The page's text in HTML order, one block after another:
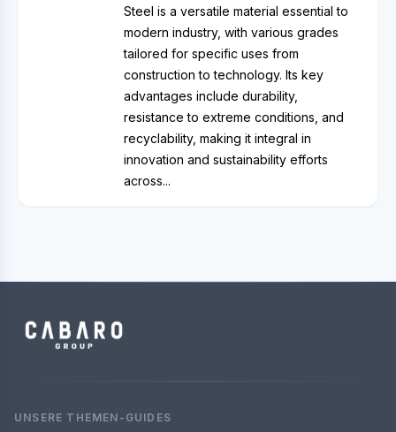
Steel is a versatile material essential to
modern industry, with various grades
tailored for specific uses from
construction to technology. Its key
advantages include durability,
resistance to extreme conditions, and
recyclability, making it integral in
innovation and sustainability efforts
across...
UNSERE THEMEN-GUIDES